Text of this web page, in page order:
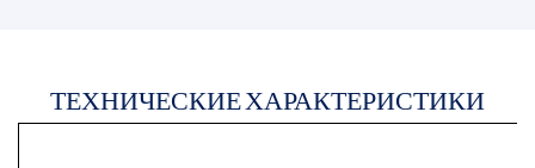
ТЕХНИЧЕСКИЕ ХАРАКТЕРИСТИКИ